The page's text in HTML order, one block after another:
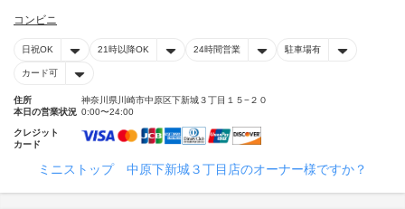
コンビニ
日祝OK 21時以降OK 24時間営業 駐車場有
カード可
住所
神奈川県川崎市中原区下新城３丁目１５−２０
本日の営業状況 0:00〜24:00
クレジット
カード
ミニストップ 中原下新城３丁目店のオーナー様ですか？